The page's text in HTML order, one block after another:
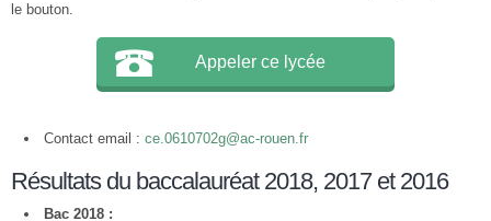
le bouton.
Appeler ce lycée
Contact email : ce.0610702g@ac-rouen.fr
Résultats du baccalauréat 2018, 2017 et 2016
Bac 2018 :